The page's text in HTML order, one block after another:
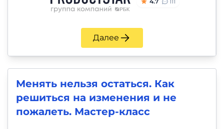
Далее
Менять нельзя остаться. Как
решиться на изменения и не
пожалеть. Мастер-класс